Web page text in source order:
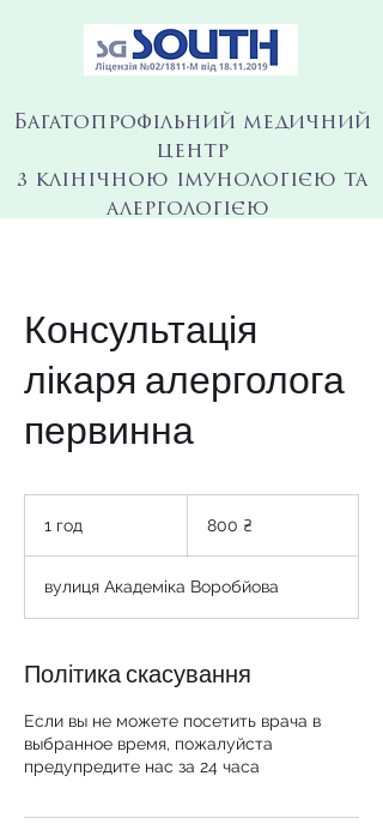
Багатопрофільний медичний
центр
з клінічною імунологією та
алергологією
Консультація
лікаря алерголога
первинна
1 год
гривень
800 ₴
вулиця Академіка Воробйова
Політика скасування
Если вы не можете посетить врача в
выбранное время, пожалуйста
предупредите нас за 24 часа